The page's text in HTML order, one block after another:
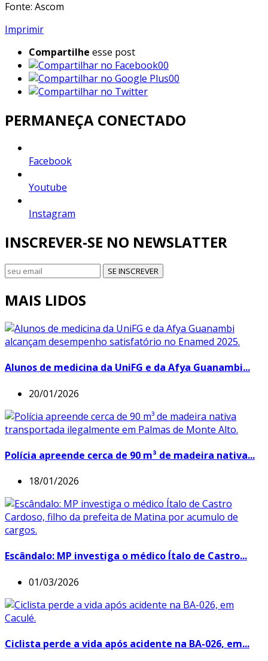
Fonte: Ascom
Imprimir
Compartilhe esse post
00
00
PERMANEÇA CONECTADO
Facebook
Youtube
Instagram
INSCREVER-SE NO NEWSLATTER
SE INSCREVER
MAIS LIDOS
Alunos de medicina da UniFG e da Afya Guanambi...
20/01/2026
Polícia apreende cerca de 90 m³ de madeira nativa...
18/01/2026
Escândalo: MP investiga o médico Ítalo de Castro...
01/03/2026
Ciclista perde a vida após acidente na BA-026, em...